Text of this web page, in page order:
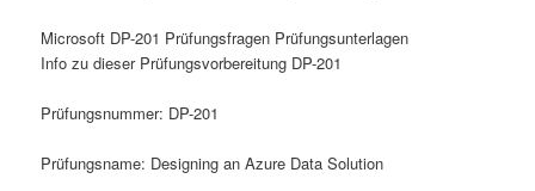
Microsoft DP-201 Prüfungsfragen Prüfungsunterlagen
Info zu dieser Prüfungsvorbereitung DP-201
Prüfungsnummer: DP-201
Prüfungsname: Designing an Azure Data Solution